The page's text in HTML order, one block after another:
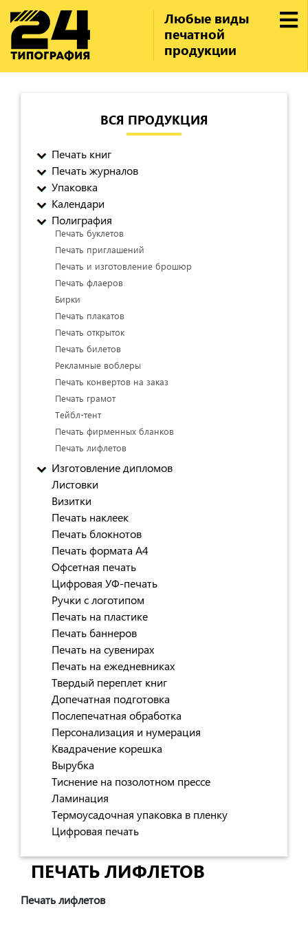
Любые виды
печатной
продукции
ВСЯ ПРОДУКЦИЯ
Печать книг
Печать журналов
Упаковка
Календари
Полиграфия
Печать буклетов
Печать приглашений
Печать и изготовление брошюр
Печать флаеров
Бирки
Печать плакатов
Печать открыток
Печать билетов
Рекламные воблеры
Печать конвертов на заказ
Печать грамот
Тейбл-тент
Печать фирменных бланков
Печать лифлетов
Изготовление дипломов
Листовки
Визитки
Печать наклеек
Печать блокнотов
Печать формата А4
Офсетная печать
Цифровая УФ-печать
Ручки с логотипом
Печать на пластике
Печать баннеров
Печать на сувенирах
Печать на ежедневниках
Твердый переплет книг
Допечатная подготовка
Послепечатная обработка
Персонализация и нумерация
Квадрачение корешка
Вырубка
Тиснение на позолотном прессе
Ламинация
Термоусадочная упаковка в пленку
Цифровая печать
ПЕЧАТЬ ЛИФЛЕТОВ
Печать лифлетов